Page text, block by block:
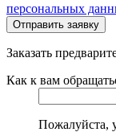
персональных
Заказать
Как к вам
Пожалуйста,